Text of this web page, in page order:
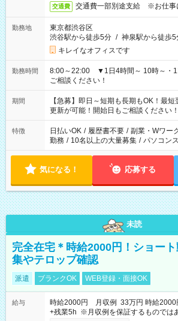
交通費 交通費一部別途支給 ※お仕事
勤務地
東京都渋谷区
渋谷駅から徒歩5分 / 神泉駅から徒歩5
キレイなオフィスです
勤務時間
8:00～22:00 ▼1日4時間～ 10時～・
ご相談ください！
期間
【急募】即日～短期も長期もOK！最
更新が可能！開始日もご相談ください！
特徴 日払いOK / 履歴書不要 / 副業・Wワー
勤務 / 10名以上の大量募集 / パソコン
気になる！ 応募する
未読
完全在宅＊時給2000円！ショー
集やテロップ確認
派遣 ブランクOK WEB登録・面接OK
給与
時給2000円 月収例 33万円 時給2000
+残業5h ※月収例を保証するものでは